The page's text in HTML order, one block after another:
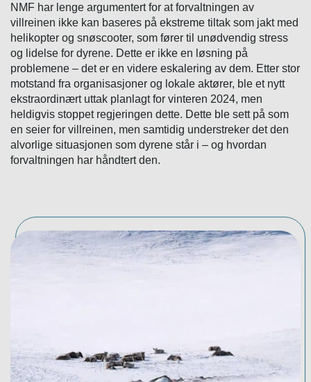
NMF har lenge argumentert for at forvaltningen av
villreinen ikke kan baseres på ekstreme tiltak som jakt med
helikopter og snøscooter, som fører til unødvendig stress
og lidelse for dyrene. Dette er ikke en løsning på
problemene – det er en videre eskalering av dem. Etter stor
motstand fra organisasjoner og lokale aktører, ble et nytt
ekstraordinært uttak planlagt for vinteren 2024, men
heldigvis stoppet regjeringen dette. Dette ble sett på som
en seier for villreinen, men samtidig understreker det den
alvorlige situasjonen som dyrene står i – og hvordan
forvaltningen har håndtert den.